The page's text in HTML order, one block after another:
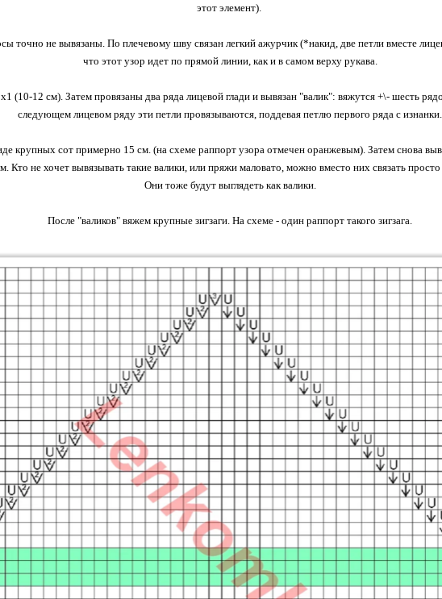
этот элемент).
точно не вывязаны. По плечевому шву связан легкий ажурчик (*накид, две петли вместе
что этот узор идет по прямой линии, как и в самом верху рукава.
(10-12 см). Затем провязаны два ряда лицевой глади и вывязан "валик": вяжутся +\- шесть
следующем лицевом ряду эти петли провязываются, поддевая петлю первого ряда с изнанки.
крупных сот примерно 15 см. (на схеме раппорт узора отмечен оранжевым). Затем снова
Кто не хочет вывязывать такие валики, или пряжи маловато, можно вместо них связать
Они тоже будут выглядеть как валики.
После "валиков" вяжем крупные зигзаги. На схеме - один раппорт такого зигзага.